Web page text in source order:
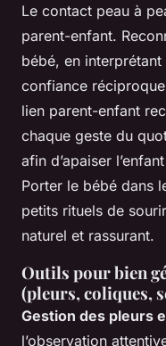
Le contact peau à
parent-enfant.
bébé, en
confiance
lien parent-enfant
chaque geste du
afin d’apaiser
Porter le bébé dans
petits rituels de
naturel et rassurant.
Outils pour bien
(pleurs, coliques,
Gestion des pleurs
l’observation